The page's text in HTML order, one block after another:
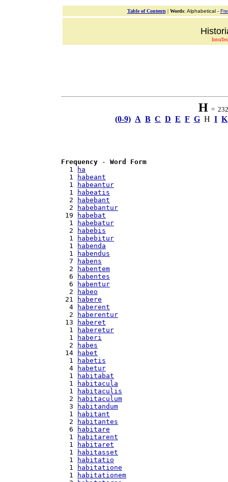
Table of Contents| Words: Alphabetical -
H =
(0-9) A B C D E F G H I K
Frequency - Word Form
  1
ha
  1
habeant
  1
habeantur
  1
habeatis
  2
habebant
  2
habebantur
19
habebat
  1
habebatur
  2
habebis
  1
habebitur
  1
habenda
  1
habendus
  7
habens
  2
habentem
  6
habentes
  6
habentur
  2
habeo
21
habere
  4
haberent
  2
haberentur
13
haberet
  1
haberetur
  1
haberi
  2
habes
14
habet
  1
habetis
  4
habetur
  1
habitabat
  1
habitacula
  1
habitaculis
  2
habitaculum
  3
habitandum
  1
habitant
  2
habitantes
  6
habitare
  1
habitarent
  1
habitaret
  1
habitasset
  1
habitatio
  1
habitatione
  1
habitationem